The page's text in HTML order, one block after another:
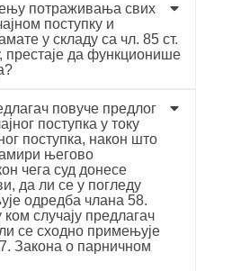
потраживања свих
поступку и
у складу са чл. 85 ст.
престаје да функционише
повуче предлог
поступка у току
поступка, након што
његово
чега суд донесе
да ли се у погледу
одредба члана 58.
ком случају предлагач
се сходно примењује
Закона о парничном